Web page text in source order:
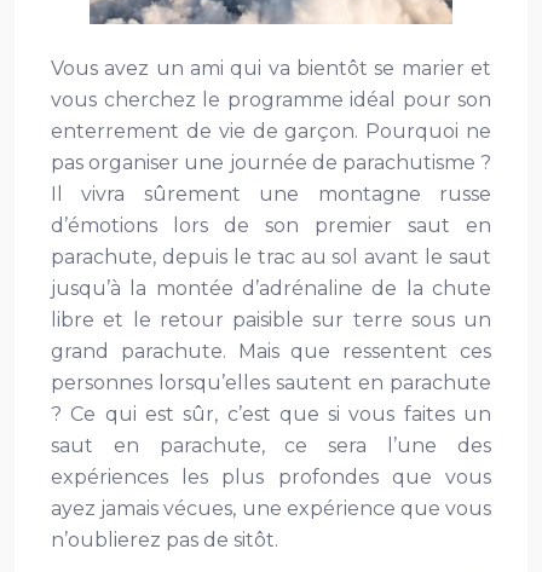
Vous avez un ami qui va bientôt se marier et
vous cherchez le programme idéal pour son
enterrement de vie de garçon. Pourquoi ne
pas organiser une journée de parachutisme ?
Il vivra sûrement une montagne russe
d’émotions lors de son premier saut en
parachute, depuis le trac au sol avant le saut
jusqu’à la montée d’adrénaline de la chute
libre et le retour paisible sur terre sous un
grand parachute. Mais que ressentent ces
personnes lorsqu’elles sautent en parachute
? Ce qui est sûr, c’est que si vous faites un
saut en parachute, ce sera l’une des
expériences les plus profondes que vous
ayez jamais vécues, une expérience que vous
n’oublierez pas de sitôt.